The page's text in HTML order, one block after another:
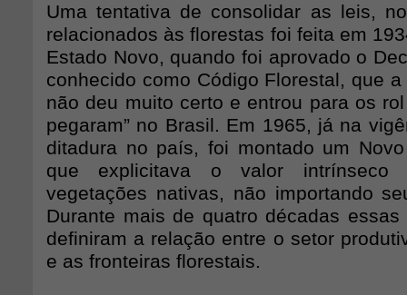
Uma tentativa de consolidar as leis,
relacionados às florestas foi feita em
Estado Novo, quando foi aprovado o
conhecido como Código Florestal, que
não deu muito certo e entrou para os
pegaram” no Brasil. Em 1965, já na
ditadura no país, foi montado um
que explicitava o valor intrínseco
vegetações nativas, não importando
Durante mais de quatro décadas
definiram a relação entre o setor
e as fronteiras florestais.